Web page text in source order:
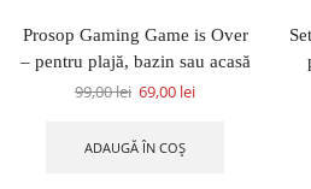
Prosop Gaming Game is Over
– pentru plajă, bazin sau acasă
99,00lei 69,00 lei
ADAUGĂ ÎN COȘ